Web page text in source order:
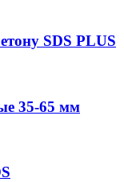
SDS PLUS
35-65 мм